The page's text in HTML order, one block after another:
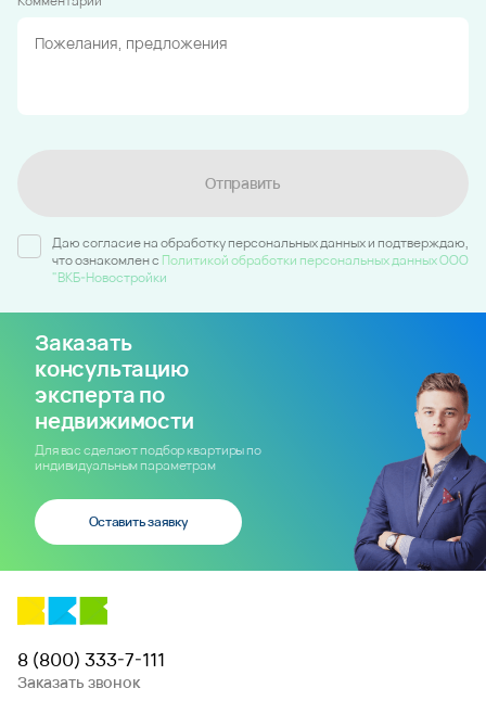
Отправить
Даю согласие на обработку персональных данных и подтверждаю,
что ознакомлен c Политикой обработки персональных данных ООО
"ВКБ-Новостройки
Заказать
консультацию
эксперта по
недвижимости
Для вас сделают подбор квартиры по
индивидуальным параметрам
Оставить заявку
8 (800) 333-7-111
Заказать звонок